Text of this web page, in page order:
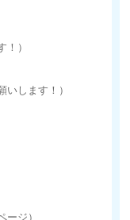
！）
します！）
ジ）